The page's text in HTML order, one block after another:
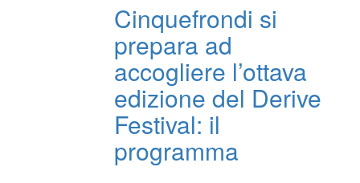
Cinquefrondi si
prepara ad
accogliere l’ottava
edizione del Derive
Festival: il
programma